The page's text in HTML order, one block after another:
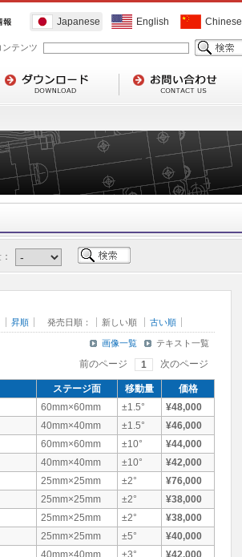
Japanese English Chinese
ンテンツ
昇順 発売日順： 新しい順 古い順
画像一覧 テキスト一覧
前のページ 1 次のページ
ステージ面 移動量 価格
60mm×60mm ±1.5° ¥48,000
40mm×40mm ±1.5° ¥46,000
60mm×60mm ±10° ¥44,000
40mm×40mm ±10° ¥42,000
25mm×25mm ±2° ¥76,000
25mm×25mm ±2° ¥38,000
25mm×25mm ±2° ¥38,000
25mm×25mm ±5° ¥40,000
40mm×40mm ±3° ¥42,000